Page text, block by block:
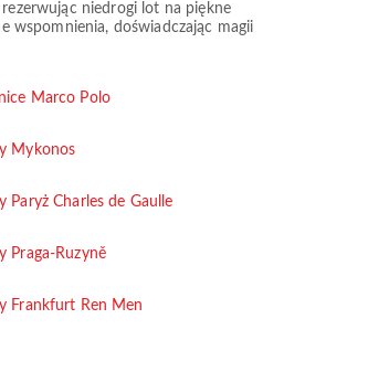
niedrogi lot na piękne
wspomnienia, doświadczając magii
Marco Polo
Mykonos
Paryż Charles de Gaulle
Praga-Ruzyně
Frankfurt Ren Men